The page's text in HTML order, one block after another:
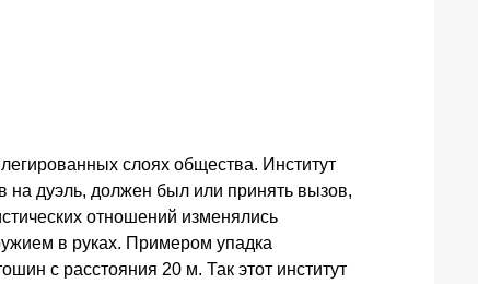
слоях общества. Институт
на дуэль, должен был или принять вызов,
отношений изменялись
в руках. Примером упадка
с расстояния 20 м. Так этот институт